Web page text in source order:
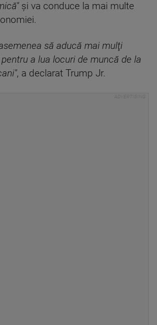
şi va conduce la mai multe
să aducă mai mulţi
a lua locuri de muncă de la
, a declarat Trump Jr.